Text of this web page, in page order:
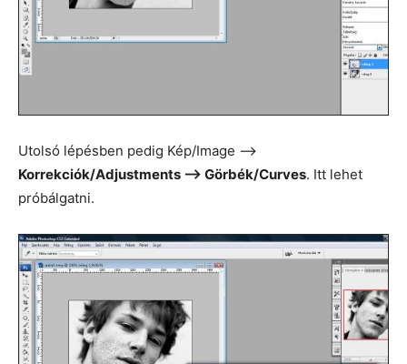
Utolsó lépésben pedig Kép/Image —>
Korrekciók/Adjustments —> Görbék/Curves. Itt lehet
próbálgatni.